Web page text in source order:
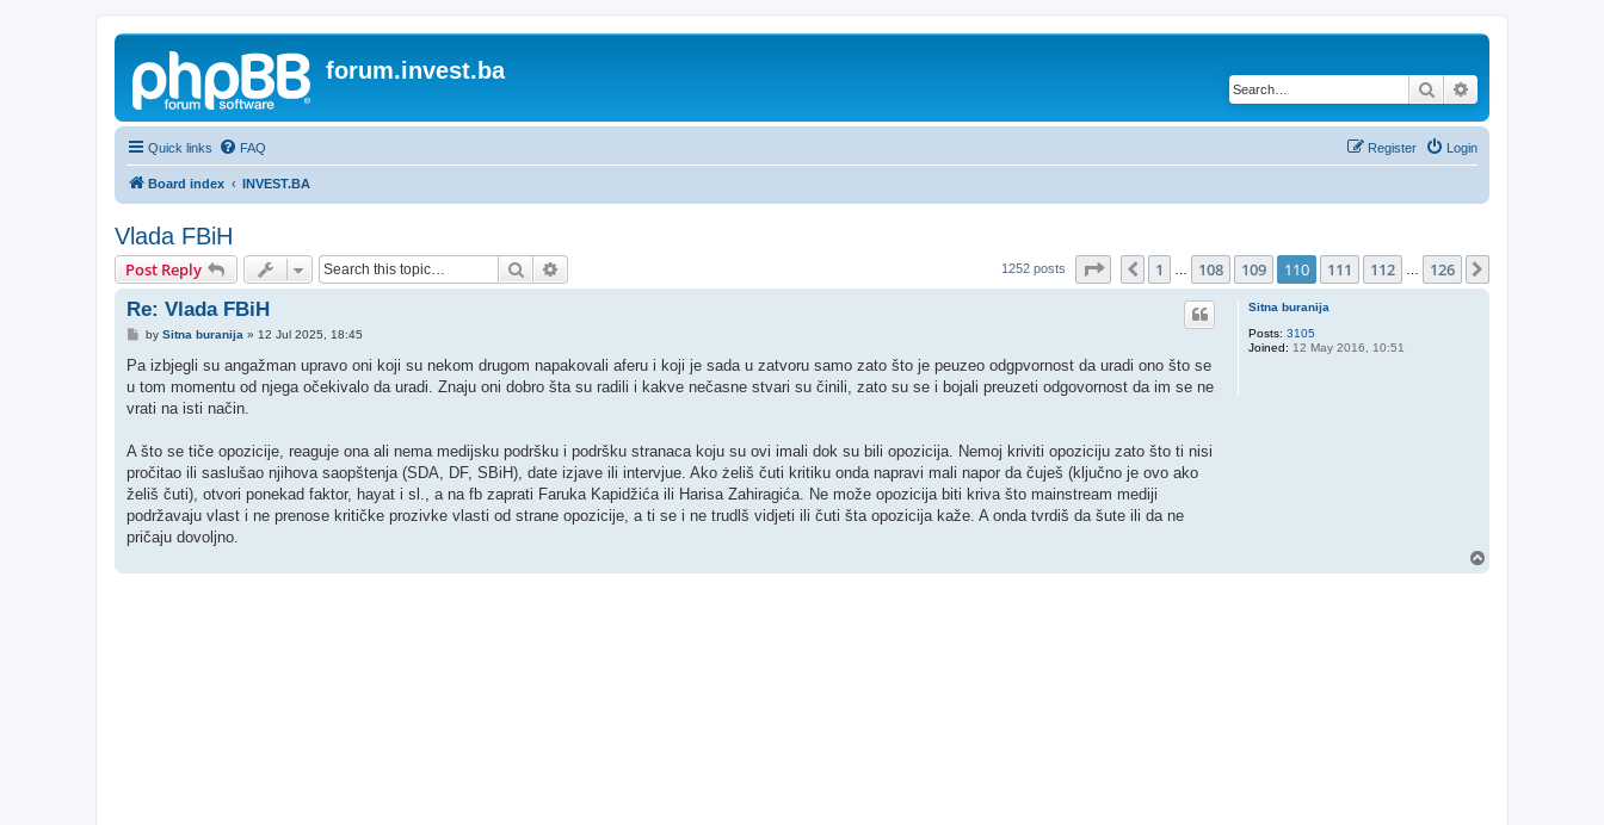
forum.invest.ba
Search
Quick links FAQ Login
Register
Board index INVEST.BA
Vlada FBiH
Post Reply Search 1252 posts Page 110 of 126
Previous
1 108 109 110 111 112 126
Sitna buranija
Posts: 3105
Joined: 12 May 2016, 10:51
Re: Vlada FBiH
P
s
by Sitna buranija » 12 Jul 2025, 18:45
Pa izbjegli su angažman upravo oni koji su nekom drugom napakovali aferu i koji je sada u zatvoru samo zato što je peuzeo odgpvornost da uradi ono što se
u tom momentu od njega očekivalo da uradi. Znaju oni dobro šta su radili i kakve nečasne stvari su činili, zato su se i bojali preuzeti odgovornost da im se ne
vrati na isti način.
A što se tiče opozicije, reaguje ona ali nema medijsku podršku i podršku stranaca koju su ovi imali dok su bili opozicija. Nemoj kriviti opoziciju zato što ti nisi
pročitao ili saslušao njihova saopštenja (SDA, DF, SBiH), date izjave ili intervjue. Ako żeliš čuti kritiku onda napravi mali napor da čuješ (ključno je ovo ako
želiš čuti), otvori ponekad faktor, hayat i sl., a na fb zaprati Faruka Kapidžića ili Harisa Zahiragića. Ne može opozicija biti kriva što mainstream mediji
podržavaju vlast i ne prenose kritičke prozivke vlasti od strane opozicije, a ti se i ne trudlš vidjeti ili čuti šta opozicija kaže. A onda tvrdiš da šute ili da ne
pričaju dovoljno.